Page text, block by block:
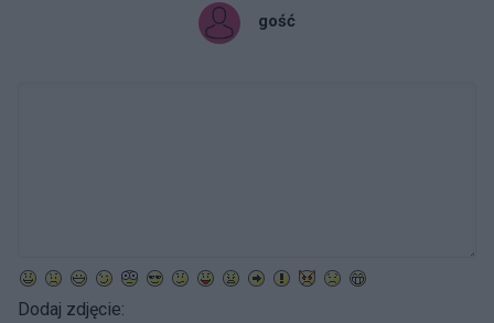
gość
Dodaj zdjęcie: